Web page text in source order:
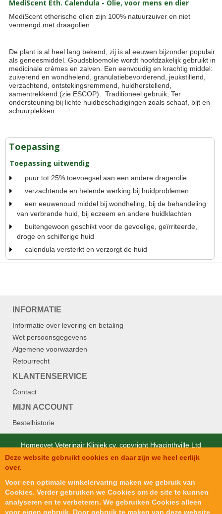
MediScent Eth. Calendula - Olie, voor mens en dier
MediScent etherische olien zijn 100% natuurzuiver en niet
vermengd met draagolien
De plant is al heel lang bekend, zij is al eeuwen bijzonder populair
als geneesmiddel. Goudsbloemolie wordt hoofdzakelijk gebruikt in
medicinale crèmes en zalven. Een eenvoudig en krachtig middel:
zuiverend en wondhelend, granulatiebevorderend, jeukstillend,
verzachtend, ontstekingsremmend, huidherstellend,
samentrekkend.(zie ESCOP). Traditioneel gebruik; Ter
ondersteuning bij lichte huidbeschadigingen zoals schaaf, bijt en
schuurplekken.
Toepassing
Toepassing uitwendig
puur tot 25% toevoegsel aan een andere dragerolie
verzachtende en helende werking bij huidproblemen
een eeuwenoud middel bij wondheling, bij de behandeling
van verbrande huid, bij eczeem en andere huidklachten
buitengewoon geschikt voor de gevoelige, geïrriteerde,
droge en schilferige huid
calendula versterkt en verzorgt de huid
INFORMATIE
Informatie over levering en betaling
Wet persoonsgegevens
Algemene voorwaarden
Retourrecht
KLANTENSERVICE
Contact
MIJN ACCOUNT
Bestelhistorie
Homeovet Veterinair Kliniek cv. copyright Hyacinthville Ltd
Designed bySJM Softech Private Ltd..
Deze website gebruikt cookies en daar zijn we heel eerlijk
over.
Voor een optimale winkelervaring maken we gebruik van
Cookies. Verder gebruiken we Cookies om de site te kunnen
analyseren en te verbeteren. We gebruiken Cookies alleen
voor eigen gebruik. Door gebruik te maken van deze website